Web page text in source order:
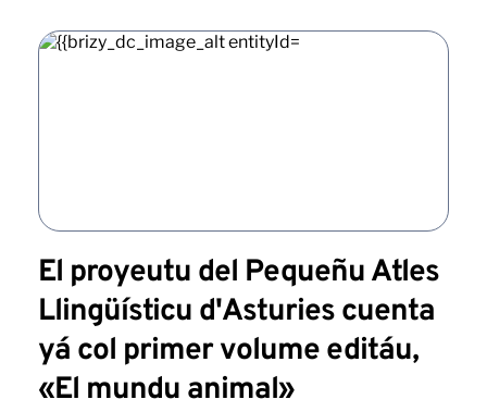
El proyeutu del Pequeñu Atles
Llingüísticu d'Asturies cuenta
yá col primer volume editáu,
«El mundu animal»